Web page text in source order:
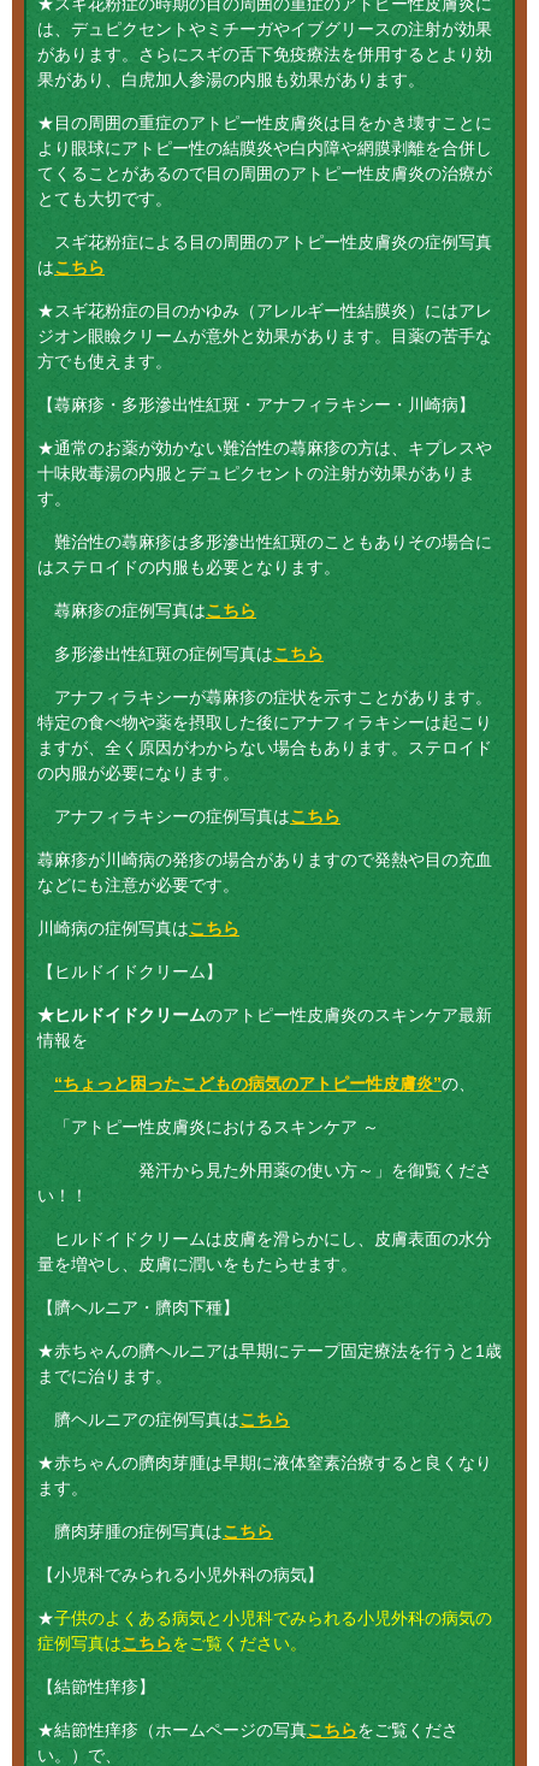
は、デュピクセントやミチーガやイブグリースの注射が効果
があります。さらにスギの舌下免疫療法を併用するとより効
果があり、白虎加人参湯の内服も効果があります。
★目の周囲の重症のアトピー性皮膚炎は目をかき壊すことに
より眼球にアトピー性の結膜炎や白内障や網膜剥離を合併し
てくることがあるので目の周囲のアトピー性皮膚炎の治療が
とても大切です。
スギ花粉症による目の周囲のアトピー性皮膚炎の症例写真
はこちら
★スギ花粉症の目のかゆみ（アレルギー性結膜炎）にはアレ
ジオン眼瞼クリームが意外と効果があります。目薬の苦手な
方でも使えます。
【蕁麻疹・多形滲出性紅斑・アナフィラキシー・川崎病】
★通常のお薬が効かない難治性の蕁麻疹の方は、キプレスや
十味敗毒湯の内服とデュピクセントの注射が効果がありま
す。
難治性の蕁麻疹は多形滲出性紅斑のこともありその場合に
はステロイドの内服も必要となります。
蕁麻疹の症例写真はこちら
多形滲出性紅斑の症例写真はこちら
アナフィラキシーが蕁麻疹の症状を示すことがあります。
特定の食べ物や薬を摂取した後にアナフィラキシーは起こり
ますが、全く原因がわからない場合もあります。ステロイド
の内服が必要になります。
アナフィラキシーの症例写真はこちら
蕁麻疹が川崎病の発疹の場合がありますので発熱や目の充血
などにも注意が必要です。
川崎病の症例写真はこちら
【ヒルドイドクリーム】
★ヒルドイドクリームのアトピー性皮膚炎のスキンケア最新
情報を
“ちょっと困ったこどもの病気のアトピー性皮膚炎”の、
「アトピー性皮膚炎におけるスキンケア ～
発汗から見た外用薬の使い方～」を御覧くださ
い！！
ヒルドイドクリームは皮膚を滑らかにし、皮膚表面の水分
量を増やし、皮膚に潤いをもたらせます。
【臍ヘルニア・臍肉下種】
★赤ちゃんの臍ヘルニアは早期にテープ固定療法を行うと1歳
までに治ります。
臍ヘルニアの症例写真はこちら
★赤ちゃんの臍肉芽腫は早期に液体窒素治療すると良くなり
ます。
臍肉芽腫の症例写真はこちら
【小児科でみられる小児外科の病気】
★子供のよくある病気と小児科でみられる小児外科の病気の
症例写真はこちらをご覧ください。
【結節性痒疹】
★結節性痒疹（ホームページの写真こちらをご覧くださ
い。）で、